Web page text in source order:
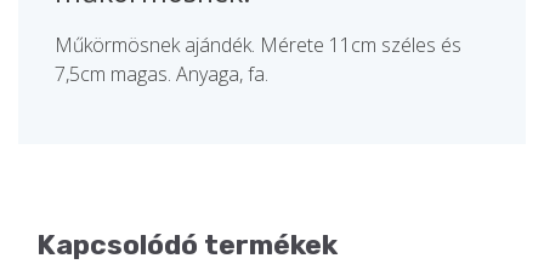
Műkörmösnek ajándék. Mérete 11cm széles és
7,5cm magas. Anyaga, fa.
Kapcsolódó termékek